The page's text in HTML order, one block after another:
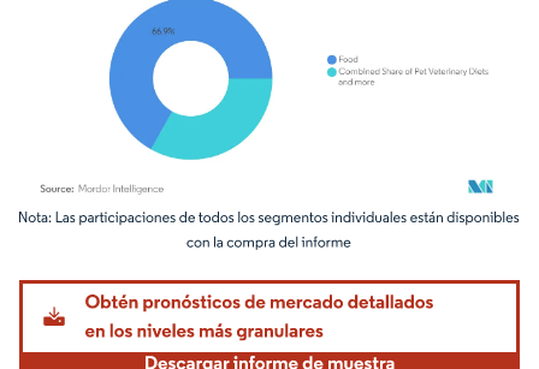
Imagen © Mordor Intelligence. El uso requiere atribución según CC BY 4.0.